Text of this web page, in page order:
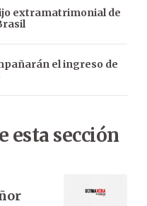
extramatrimonial de
el ingreso de
esta sección